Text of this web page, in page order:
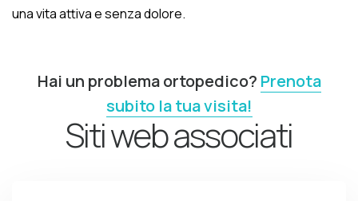
una vita attiva e senza dolore.
Hai un problema ortopedico? Prenota
subito la tua visita!
Siti web associati